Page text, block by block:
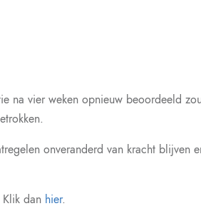
na vier weken opnieuw beoordeeld
onveranderd van kracht blijven
dan hier.